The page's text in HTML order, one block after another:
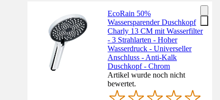
EcoRain 50%
Wassersparender Duschkopf
Charly 13 CM mit Wasserfilter
- 3 Strahlarten - Hoher
Wasserdruck - Universeller
Anschluss - Anti-Kalk
Duschkopf - Chrom
Artikel wurde noch nicht
bewertet.